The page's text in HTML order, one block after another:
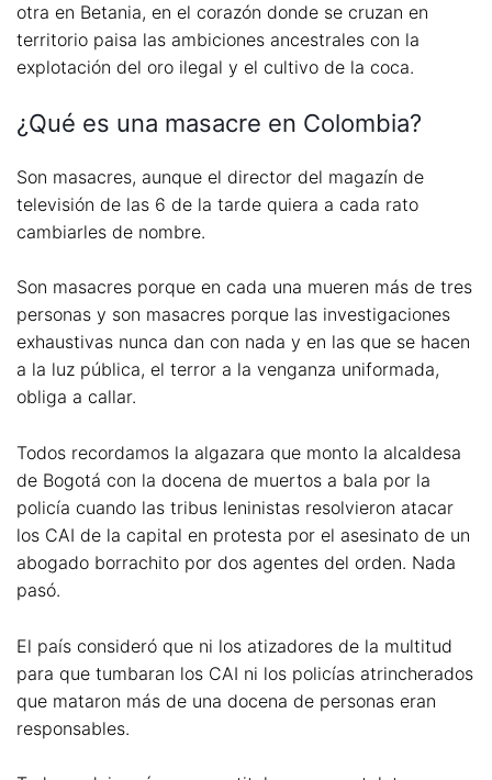
otra en Betania, en el corazón donde se cruzan en
territorio paisa las ambiciones ancestrales con la
explotación del oro ilegal y el cultivo de la coca.
¿Qué es una masacre en Colombia?
Son masacres, aunque el director del magazín de
televisión de las 6 de la tarde quiera a cada rato
cambiarles de nombre.
Son masacres porque en cada una mueren más de tres
personas y son masacres porque las investigaciones
exhaustivas nunca dan con nada y en las que se hacen
a la luz pública, el terror a la venganza uniformada,
obliga a callar.
Todos recordamos la algazara que monto la alcaldesa
de Bogotá con la docena de muertos a bala por la
policía cuando las tribus leninistas resolvieron atacar
los CAI de la capital en protesta por el asesinato de un
abogado borrachito por dos agentes del orden. Nada
pasó.
El país consideró que ni los atizadores de la multitud
para que tumbaran los CAI ni los policías atrincherados
que mataron más de una docena de personas eran
responsables.